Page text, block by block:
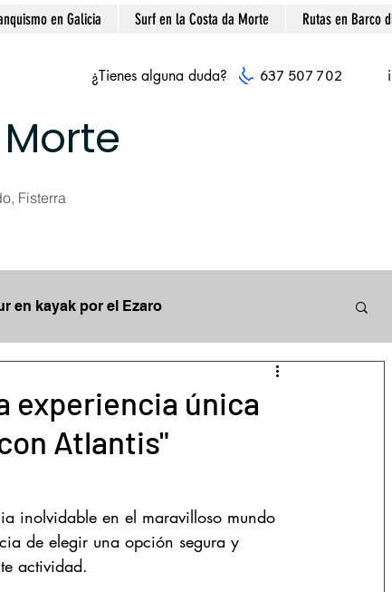
en Galicia Surf en la Costa da Morte Rutas en Barco
637 507 702
¿Tienes alguna duda?
Fisterra
en kayak por el Ezaro
en la Costa da Morte
experiencia única
Atlantis"
inolvidable en el maravilloso mundo
de elegir una opción segura y
actividad.